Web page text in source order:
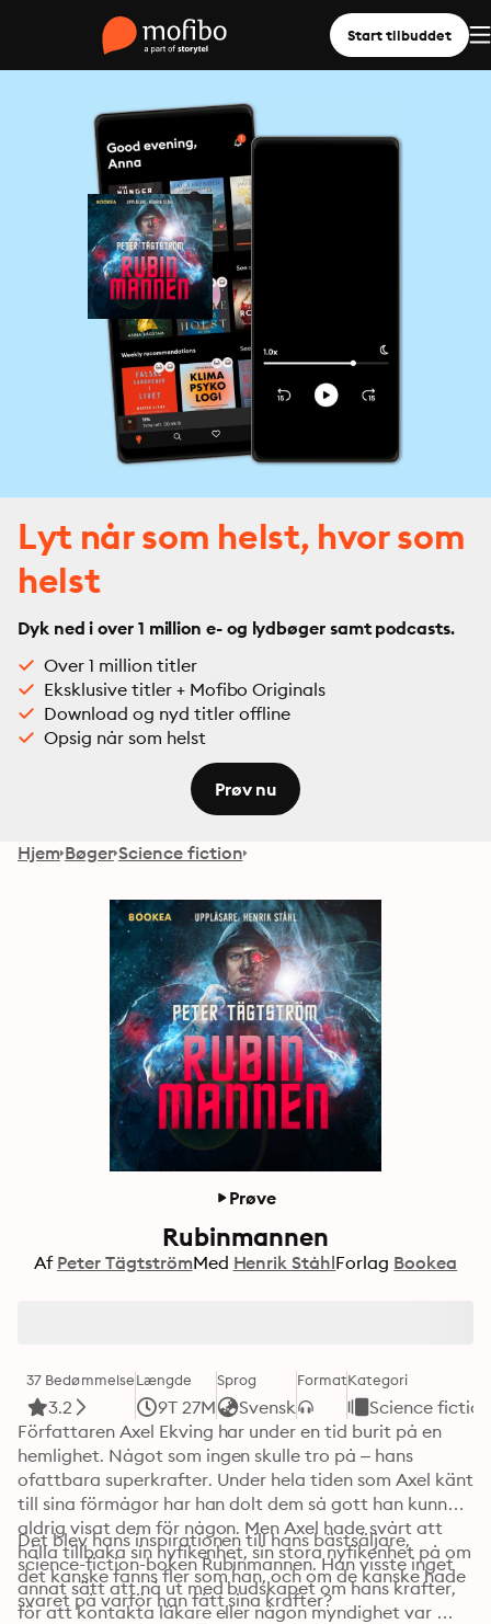
Start tilbuddet
Lyt når som helst, hvor som
helst
Dyk ned i over 1 million e- og lydbøger samt podcasts.
Over 1 million titler
Eksklusive titler + Mofibo Originals
Download og nyd titler offline
Opsig når som helst
Prøv nu
Hjem Bøger Science fiction
Prøve
Rubinmannen
Af Peter TägtströmMed Henrik StåhlForlag Bookea
37 Bedømmelse
3.2
Længde
9T 27M
Sprog
Svensk
FormatKategori
Science fiction
Författaren Axel Ekving har under en tid burit på en
hemlighet. Något som ingen skulle tro på – hans
ofattbara superkrafter. Under hela tiden som Axel känt
till sina förmågor har han dolt dem så gott han kunnat,
aldrig visat dem för någon. Men Axel hade svårt att
hålla tillbaka sin nyfikenhet, sin stora nyfikenhet på om
det kanske fanns fler som han, och om de kanske hade
svaret på varför han fått sina krafter?
Det blev hans inspirationen till hans bästsäljare,
science-fiction-boken Rubinmannen. Han visste inget
annat sätt att nå ut med budskapet om hans krafter,
för att kontakta läkare eller någon myndighet var